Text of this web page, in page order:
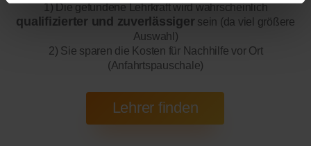
1) Die gefundene Lehrkraft wird wahrscheinlich
qualifizierter und zuverlässigersein (da viel größere
Auswahl)
2) Sie sparen die Kosten für Nachhilfe vor Ort
(Anfahrtspauschale)